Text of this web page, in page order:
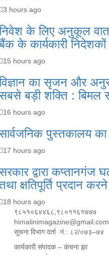
3 hours ago
के लिए अनुकूल
के कार्यकारी निदेशकों
15 hours ago
का सृजन और
बड़ी शक्ति : बिमल
16 hours ago
पुस्तकालय
17 hours ago
द्वारा कप्तानगंज
क्षतिपूर्ति प्रदान
18 hours ago
९८५१०६४४६८,९८०११६१७७७
himalinimagazine@gmail.com
सूचना विभाग दर्ता नं.: ८२/०७३–७४
कार्यकारी संपादक – कंचना झा